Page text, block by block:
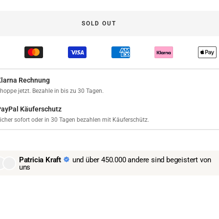
SOLD OUT
Rechnung
jetzt. Bezahle in bis zu 30 Tagen.
Käuferschutz
sofort oder in 30 Tagen bezahlen mit Käuferschütz.
Patricia Kraft
und über 450.000 andere sind begeistert von
uns